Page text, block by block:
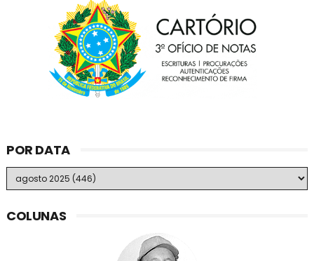
POR DATA
COLUNAS